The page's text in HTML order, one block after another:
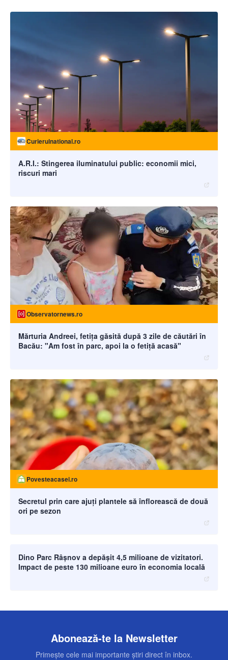
Curierulnational.ro
A.R.I.: Stingerea iluminatului public: economii mici,
riscuri mari
Observatornews.ro
Mărturia Andreei, fetiţa găsită după 3 zile de căutări în
Bacău: "Am fost în parc, apoi la o fetiţă acasă"
Povesteacasei.ro
Secretul prin care ajuți plantele să înflorească de două
ori pe sezon
Dino Parc Râșnov a depășit 4,5 milioane de vizitatori.
Impact de peste 130 milioane euro în economia locală
Abonează-te la Newsletter
Primește cele mai importante știri direct în inbox.